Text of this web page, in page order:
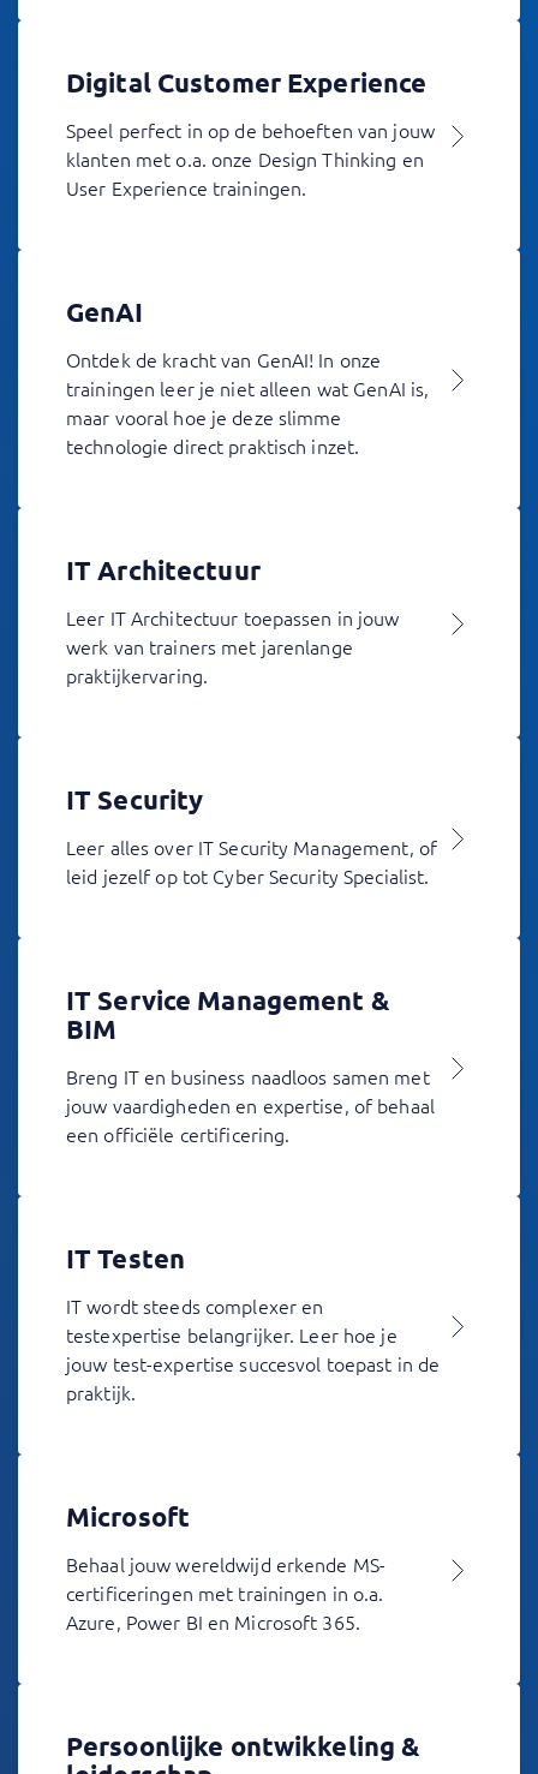
Digital Customer Experience
Speel perfect in op de behoeften van jouw
klanten met o.a. onze Design Thinking en
User Experience trainingen.
GenAI
Ontdek de kracht van GenAI! In onze
trainingen leer je niet alleen wat GenAI is,
maar vooral hoe je deze slimme
technologie direct praktisch inzet.
IT Architectuur
Leer IT Architectuur toepassen in jouw
werk van trainers met jarenlange
praktijkervaring.
IT Security
Leer alles over IT Security Management, of
leid jezelf op tot Cyber Security Specialist.
IT Service Management &
BIM
Breng IT en business naadloos samen met
jouw vaardigheden en expertise, of behaal
een officiële certificering.
IT Testen
IT wordt steeds complexer en
testexpertise belangrijker. Leer hoe je
jouw test-expertise succesvol toepast in de
praktijk.
Microsoft
Behaal jouw wereldwijd erkende MS-
certificeringen met trainingen in o.a.
Azure, Power BI en Microsoft 365.
Persoonlijke ontwikkeling &